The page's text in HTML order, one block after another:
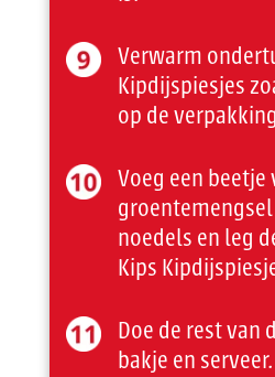
Verwarm
Kipdijspiesjes
op de
Voeg een beetje
noedels en leg
Kips
Doe de rest van
bakje en serveer.